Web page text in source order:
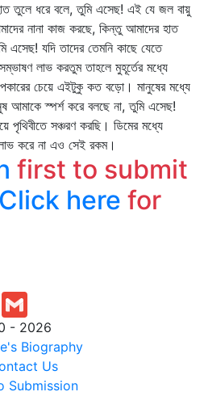
তুলে ধরে বলে, তুমি এসেছ! এই যে জল বায়ু
নানা কাজ করছে, কিন্তু আমাদের হাত
এসেছ! যদি তাদের তেমনি কাছে যেতে
লাভ করতুম তাহলে মুহূর্তের মধ্যে
চেয়ে এইটুকু কত বড়ো। মানুষের মধ্যে
আমাকে স্পর্শ করে বলছে না, তুমি এসেছ!
সঞ্চরণ করছি। ডিমের মধ্যে
করে না এও সেই রকম।
first to submit
Click here for
- 2026
Biography
Us
Submission